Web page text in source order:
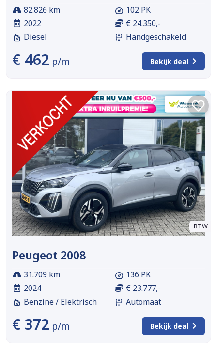
82.826 km
2022
Diesel
102 PK
€ 24.350,-
Handgeschakeld
€ 462 p/m Bekijk deal
BTW
Peugeot 2008
31.709 km
2024
Benzine / Elektrisch
136 PK
€ 23.777,-
Automaat
€ 372 p/m Bekijk deal